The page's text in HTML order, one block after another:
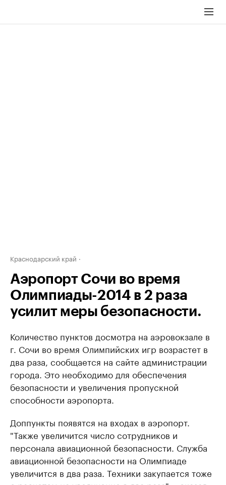
Краснодарский край
Аэропорт Сочи во время
Олимпиады-2014 в 2 раза
усилит меры безопасности.
Количество пунктов досмотра на аэровокзале в
г. Сочи во время Олимпийских игр возрастет в
два раза, сообщается на сайте администрации
города. Это необходимо для обеспечения
безопасности и увеличения пропускной
способности аэропорта.
Доппункты появятся на входах в аэропорт.
"Также увеличится число сотрудников и
персонала авиационной безопасности. Служба
авиационной безопасности на Олимпиаде
увеличится в два раза. Техники закупается тоже